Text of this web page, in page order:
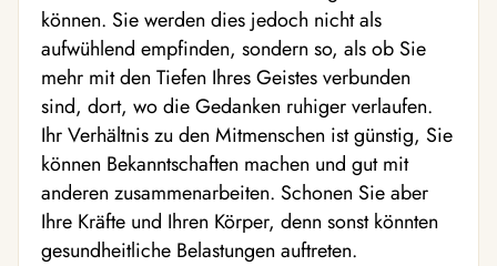
können. Sie werden dies jedoch nicht als
aufwühlend empfinden, sondern so, als ob Sie
mehr mit den Tiefen Ihres Geistes verbunden
sind, dort, wo die Gedanken ruhiger verlaufen.
Ihr Verhältnis zu den Mitmenschen ist günstig, Sie
können Bekanntschaften machen und gut mit
anderen zusammenarbeiten. Schonen Sie aber
Ihre Kräfte und Ihren Körper, denn sonst könnten
gesundheitliche Belastungen auftreten.